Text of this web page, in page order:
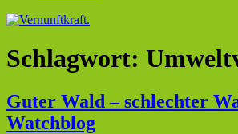
Schlagwort:
Guter Wald – schlechter
Watchblog